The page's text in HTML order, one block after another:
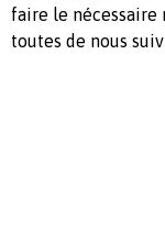
faire le nécessaire
toutes de nous